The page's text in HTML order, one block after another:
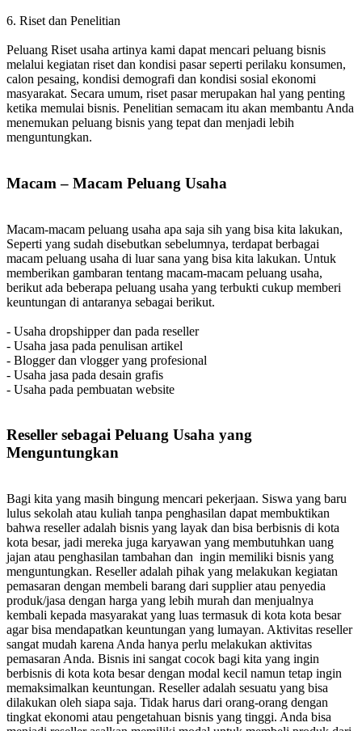
6. Riset dan Penelitian
Peluang Riset usaha artinya kami dapat mencari peluang bisnis
melalui kegiatan riset dan kondisi pasar seperti perilaku konsumen,
calon pesaing, kondisi demografi dan kondisi sosial ekonomi
masyarakat. Secara umum, riset pasar merupakan hal yang penting
ketika memulai bisnis. Penelitian semacam itu akan membantu Anda
menemukan peluang bisnis yang tepat dan menjadi lebih
menguntungkan.
Macam – Macam Peluang Usaha
Macam-macam peluang usaha apa saja sih yang bisa kita lakukan,
Seperti yang sudah disebutkan sebelumnya, terdapat berbagai
macam peluang usaha di luar sana yang bisa kita lakukan. Untuk
memberikan gambaran tentang macam-macam peluang usaha,
berikut ada beberapa peluang usaha yang terbukti cukup memberi
keuntungan di antaranya sebagai berikut.
- Usaha dropshipper dan pada reseller
- Usaha jasa pada penulisan artikel
- Blogger dan vlogger yang profesional
- Usaha jasa pada desain grafis
- Usaha pada pembuatan website
Reseller sebagai Peluang Usaha yang
Menguntungkan
Bagi kita yang masih bingung mencari pekerjaan. Siswa yang baru
lulus sekolah atau kuliah tanpa penghasilan dapat membuktikan
bahwa reseller adalah bisnis yang layak dan bisa berbisnis di kota
kota besar, jadi mereka juga karyawan yang membutuhkan uang
jajan atau penghasilan tambahan dan ingin memiliki bisnis yang
menguntungkan. Reseller adalah pihak yang melakukan kegiatan
pemasaran dengan membeli barang dari supplier atau penyedia
produk/jasa dengan harga yang lebih murah dan menjualnya
kembali kepada masyarakat yang luas termasuk di kota kota besar
agar bisa mendapatkan keuntungan yang lumayan. Aktivitas reseller
sangat mudah karena Anda hanya perlu melakukan aktivitas
pemasaran Anda. Bisnis ini sangat cocok bagi kita yang ingin
berbisnis di kota kota besar dengan modal kecil namun tetap ingin
memaksimalkan keuntungan. Reseller adalah sesuatu yang bisa
dilakukan oleh siapa saja. Tidak harus dari orang-orang dengan
tingkat ekonomi atau pengetahuan bisnis yang tinggi. Anda bisa